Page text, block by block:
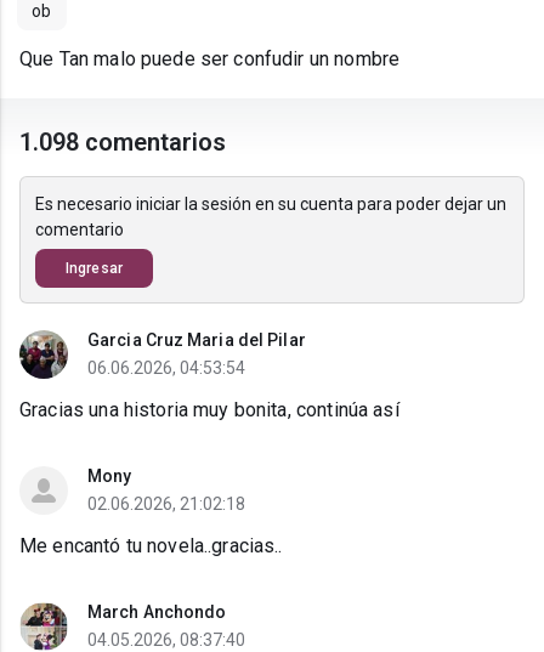
ob
Que Tan malo puede ser confudir un nombre
1.098 comentarios
Es necesario iniciar la sesión en su cuenta para poder dejar un
comentario
Ingresar
Garcia Cruz Maria del Pilar
06.06.2026, 04:53:54
Gracias una historia muy bonita, continúa así
Mony
02.06.2026, 21:02:18
Me encantó tu novela..gracias..
March Anchondo
04.05.2026, 08:37:40